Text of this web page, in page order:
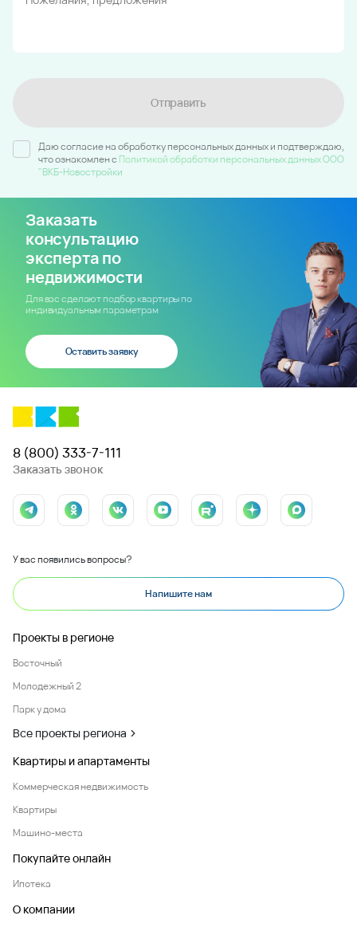
Отправить
Даю согласие на обработку персональных данных и подтверждаю,
что ознакомлен c Политикой обработки персональных данных ООО
"ВКБ-Новостройки
Заказать
консультацию
эксперта по
недвижимости
Для вас сделают подбор квартиры по
индивидуальным параметрам
Оставить заявку
8 (800) 333-7-111
Заказать звонок
У вас появились вопросы?
Напишите нам
Проекты в регионе
Восточный
Молодежный 2
Парк у дома
Все проекты региона
Квартиры и апартаменты
Коммерческая недвижимость
Квартиры
Машино-места
Покупайте онлайн
Ипотека
О компании